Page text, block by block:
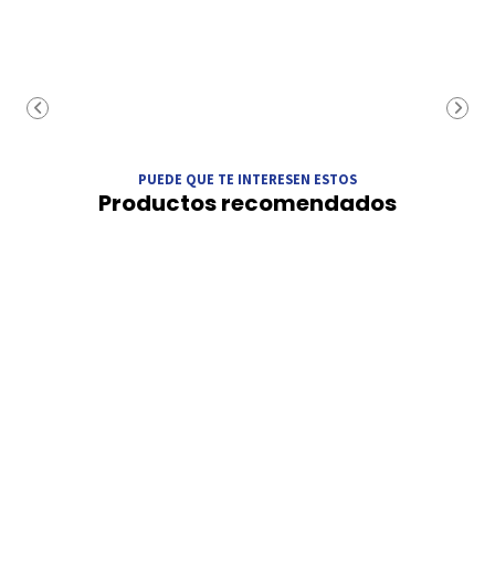
PUEDE QUE TE INTERESEN ESTOS
Productos recomendados